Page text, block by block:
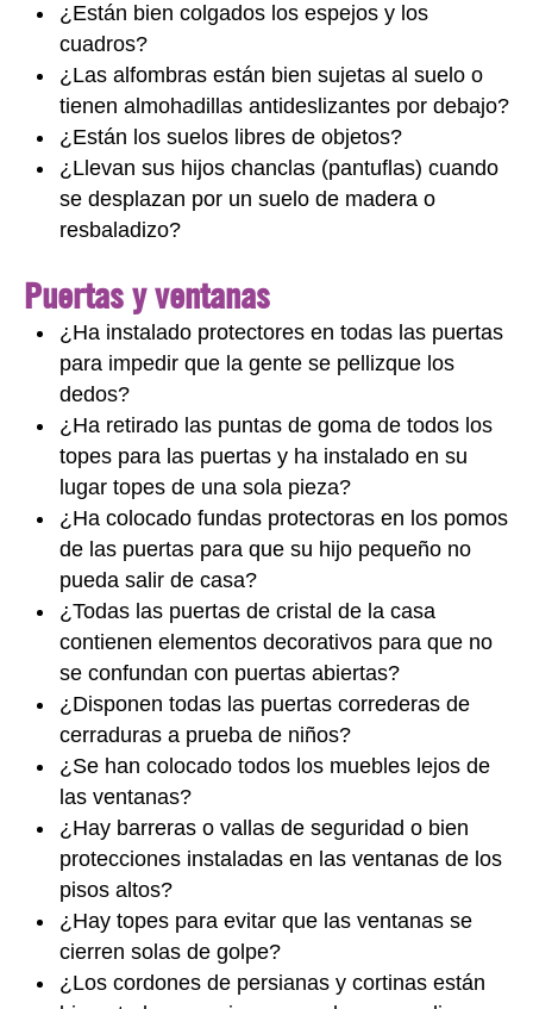
¿Están bien colgados los espejos y los
cuadros?
¿Las alfombras están bien sujetas al suelo o
tienen almohadillas antideslizantes por debajo?
¿Están los suelos libres de objetos?
¿Llevan sus hijos chanclas (pantuflas) cuando
se desplazan por un suelo de madera o
resbaladizo?
Puertas y ventanas
¿Ha instalado protectores en todas las puertas
para impedir que la gente se pellizque los
dedos?
¿Ha retirado las puntas de goma de todos los
topes para las puertas y ha instalado en su
lugar topes de una sola pieza?
¿Ha colocado fundas protectoras en los pomos
de las puertas para que su hijo pequeño no
pueda salir de casa?
¿Todas las puertas de cristal de la casa
contienen elementos decorativos para que no
se confundan con puertas abiertas?
¿Disponen todas las puertas correderas de
cerraduras a prueba de niños?
¿Se han colocado todos los muebles lejos de
las ventanas?
¿Hay barreras o vallas de seguridad o bien
protecciones instaladas en las ventanas de los
pisos altos?
¿Hay topes para evitar que las ventanas se
cierren solas de golpe?
¿Los cordones de persianas y cortinas están